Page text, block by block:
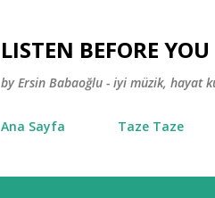
LISTEN BEFORE
by Ersin Babaoğlu - iyi müzik, hayat
Ana Sayfa Taze Taze